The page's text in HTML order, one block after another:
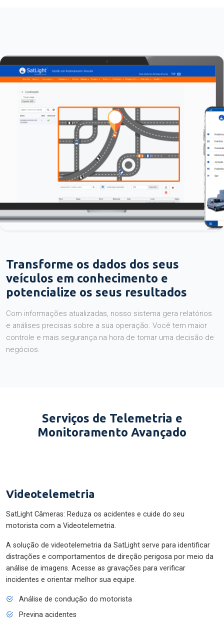
Transforme os dados dos seus
veículos em conhecimento e
potencialize os seus resultados
Com informações atualizadas, nosso sistema gera relatórios
e análises precisas sobre a sua operação. Você tem maior
controle e mais segurança na hora de tomar uma decisão de
negócios.
Serviços de Telemetria e
Monitoramento Avançado
Videotelemetria
SatLight Câmeras: Reduza os acidentes e cuide do seu
motorista com a Videotelemetria.
A solução de videotelemetria da SatLight serve para identificar
distrações e comportamentos de direção perigosa por meio da
análise de imagens. Acesse as gravações para verificar
incidentes e orientar melhor sua equipe.
Análise de condução do motorista
Previna acidentes